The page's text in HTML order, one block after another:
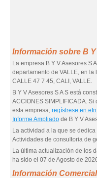
Información sobre B
La empresa B Y V Asesores S
departamento de VALLE, en
CALLE 47 7 45, CALI, VALLE.
B Y V Asesores S A S está
ACCIONES SIMPLIFICADA.
esta empresa, regístrese en
Informe Ampliado de B Y V
La actividad a la que se
Actividades de consultoria de
La última actualización de los
ha sido el 07 de Agosto de
Información